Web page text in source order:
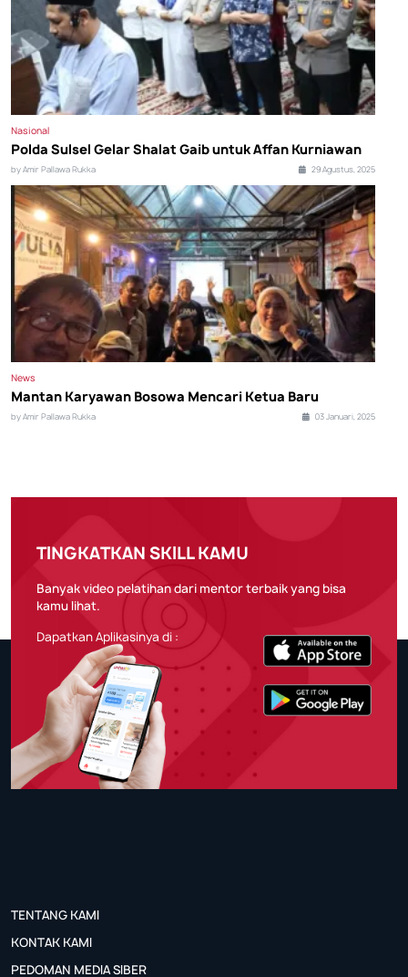
Nasional
Polda Sulsel Gelar Shalat Gaib untuk Affan Kurniawan
by Amir Pallawa Rukka 29 Agustus, 2025
News
Mantan Karyawan Bosowa Mencari Ketua Baru
by Amir Pallawa Rukka 03 Januari, 2025
TINGKATKAN SKILL KAMU
Banyak video pelatihan dari mentor terbaik yang bisa
kamu lihat.
Dapatkan Aplikasinya di :
TENTANG KAMI
KONTAK KAMI
PEDOMAN MEDIA SIBER